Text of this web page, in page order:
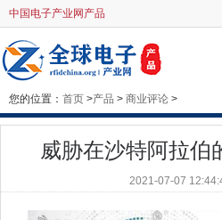
中国电子产业网产品
您的位置： 首页 >产品 > 商业评论 >
威胁在沙特阿拉伯
2021-07-07